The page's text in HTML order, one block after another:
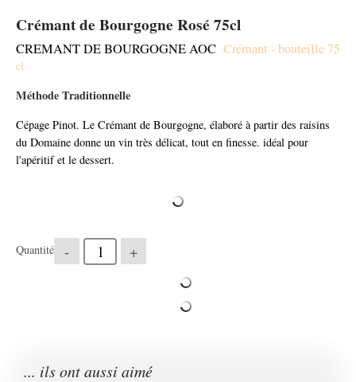
Crémant de Bourgogne Rosé 75cl
CREMANT DE BOURGOGNE AOC Crémant - bouteille 75
cl
Méthode Traditionnelle
Cépage Pinot. Le Crémant de Bourgogne, élaboré à partir des raisins
du Domaine donne un vin très délicat, tout en finesse. idéal pour
l'apéritif et le dessert.
Quantité - +
... ils ont aussi aimé